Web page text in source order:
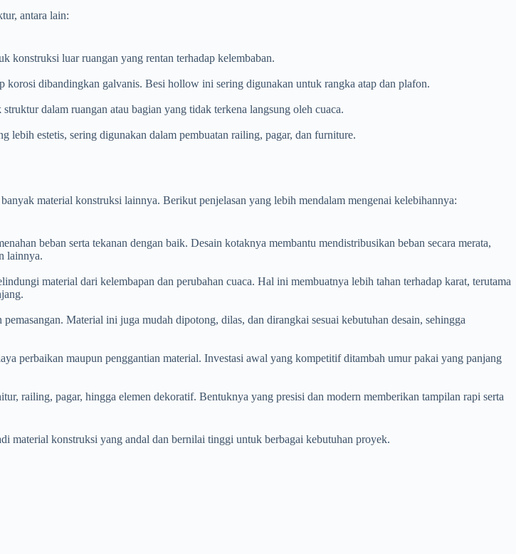
antara lain:
konstruksi luar ruangan yang rentan terhadap kelembaban.
dibandingkan galvanis. Besi hollow ini sering digunakan untuk rangka atap dan plafon.
dalam ruangan atau bagian yang tidak terkena langsung oleh cuaca.
estetis, sering digunakan dalam pembuatan railing, pagar, dan furniture.
material konstruksi lainnya. Berikut penjelasan yang lebih mendalam mengenai kelebihannya:
beban serta tekanan dengan baik. Desain kotaknya membantu mendistribusikan beban secara merata,
lainnya.
material dari kelembapan dan perubahan cuaca. Hal ini membuatnya lebih tahan terhadap karat, terutama
Material ini juga mudah dipotong, dilas, dan dirangkai sesuai kebutuhan desain, sehingga
perbaikan maupun penggantian material. Investasi awal yang kompetitif ditambah umur pakai yang panjang
railing, pagar, hingga elemen dekoratif. Bentuknya yang presisi dan modern memberikan tampilan rapi serta
material konstruksi yang andal dan bernilai tinggi untuk berbagai kebutuhan proyek.